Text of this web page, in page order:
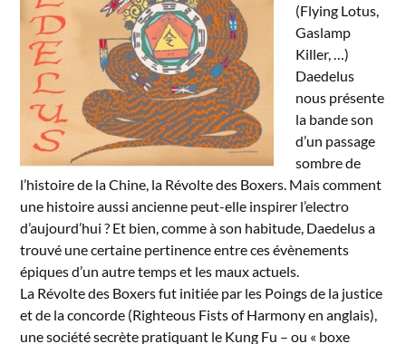
(Flying Lotus,
Gaslamp
Killer, …)
Daedelus
nous présente
la bande son
d’un passage
sombre de
l’histoire de la Chine, la Révolte des Boxers. Mais comment
une histoire aussi ancienne peut-elle inspirer l’electro
d’aujourd’hui ? Et bien, comme à son habitude, Daedelus a
trouvé une certaine pertinence entre ces évènements
épiques d’un autre temps et les maux actuels.
La Révolte des Boxers fut initiée par les Poings de la justice
et de la concorde (Righteous Fists of Harmony en anglais),
une société secrète pratiquant le Kung Fu – ou « boxe